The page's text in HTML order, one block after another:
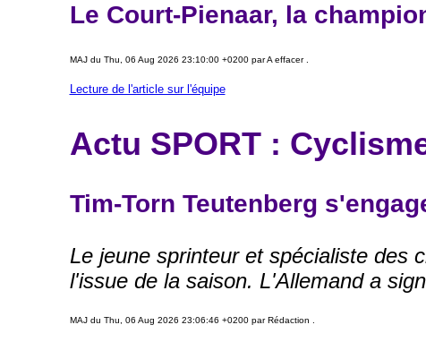
Le Court-Pienaar, la
MAJ du Thu, 06 Aug 2026 23:10:00 +0200 par A effacer .
Lecture de l'article sur l'équipe
Actu SPORT :
Tim-Torn Teutenberg
Le jeune sprinteur et spécialiste des
l'issue de la saison. L'Allemand a
MAJ du Thu, 06 Aug 2026 23:06:46 +0200 par Rédaction .